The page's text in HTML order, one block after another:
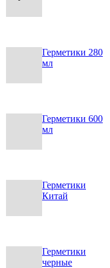
Герметики 280
мл
Герметики 600
мл
Герметики
Китай
Герметики
черные